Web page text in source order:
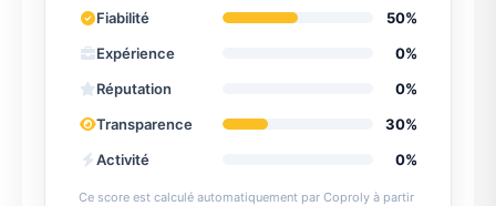
Fiabilité
50%
Expérience
0%
Réputation
0%
Transparence
30%
Activité
0%
Ce score est calculé automatiquement par Coproly à partir